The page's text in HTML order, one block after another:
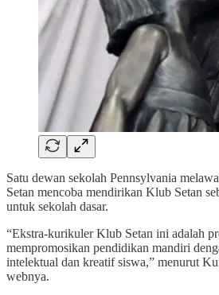
Satu dewan sekolah Pennsylvania
Setan mencoba mendirikan Klub Setan
untuk sekolah dasar.
“Ekstra-kurikuler Klub Setan ini adalah
mempromosikan pendidikan mandiri
intelektual dan kreatif siswa,” menurut
webnya.